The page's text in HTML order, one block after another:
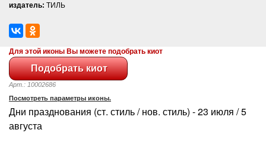
издатель: ТИЛЬ
Для этой иконы Вы можете подобрать киот
Арт.: 10002686
Посмотреть параметры иконы.
Дни празднования (ст. стиль / нов. стиль) - 23 июля / 5
августа